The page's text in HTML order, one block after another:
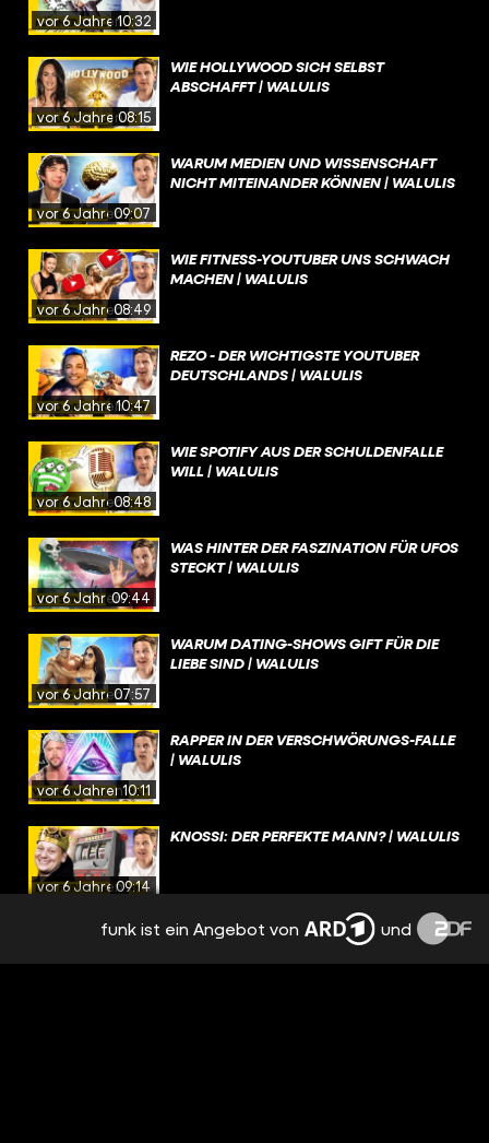
vor 6 Jahren10:32
vor 6 Jahren08:15
WIE HOLLYWOOD SICH SELBST
ABSCHAFFT | WALULIS
vor 6 Jahren09:07
WARUM MEDIEN UND WISSENSCHAFT
NICHT MITEINANDER KÖNNEN | WALULIS
vor 6 Jahren08:49
WIE FITNESS-YOUTUBER UNS SCHWACH
MACHEN | WALULIS
vor 6 Jahren10:47
REZO - DER WICHTIGSTE YOUTUBER
DEUTSCHLANDS | WALULIS
vor 6 Jahren08:48
WIE SPOTIFY AUS DER SCHULDENFALLE
WILL | WALULIS
vor 6 Jahren09:44
WAS HINTER DER FASZINATION FÜR UFOS
STECKT | WALULIS
vor 6 Jahren07:57
WARUM DATING-SHOWS GIFT FÜR DIE
LIEBE SIND | WALULIS
vor 6 Jahren10:11
RAPPER IN DER VERSCHWÖRUNGS-FALLE
| WALULIS
vor 6 Jahren09:14
KNOSSI: DER PERFEKTE MANN? | WALULIS
DAS GEHEIMNIS HINTER DEM POKÉMON-
funk ist ein Angebot von und